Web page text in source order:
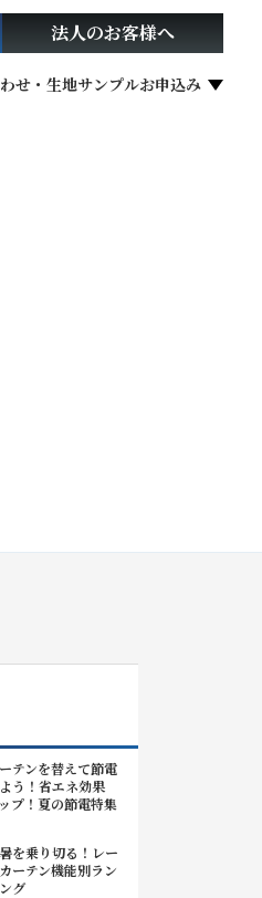
せ・生地サンプルお申込み
法人のお客様へ
テンを替えて節電
う！省エネ効果
プ！夏の節電特集
を乗り切る！レー
ーテン機能別ラン
グ